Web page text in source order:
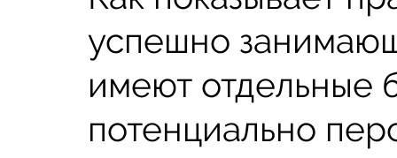
успешно
имеют отдельные
потенциально